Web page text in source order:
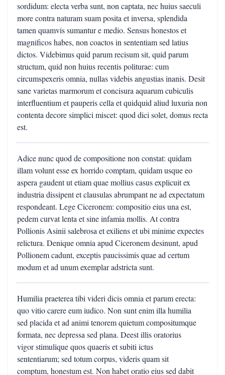
sordidum: electa verba sunt, non captata, nec huius saeculi
more contra naturam suam posita et inversa, splendida
tamen quamvis sumantur e medio. Sensus honestos et
magnificos habes, non coactos in sententiam sed latius
dictos. Videbimus quid parum recisum sit, quid parum
structum, quid non huius recentis politurae: cum
circumspexeris omnia, nullas videbis angustias inanis. Desit
sane varietas marmorum et concisura aquarum cubiculis
interfluentium et pauperis cella et quidquid aliud luxuria non
contenta decore simplici miscet: quod dici solet, domus recta
est.
Adice nunc quod de compositione non constat: quidam
illam volunt esse ex horrido comptam, quidam usque eo
aspera gaudent ut etiam quae mollius casus explicuit ex
industria dissipent et clausulas abrumpant ne ad expectatum
respondeant. Lege Ciceronem: compositio eius una est,
pedem curvat lenta et sine infamia mollis. At contra
Pollionis Asinii salebrosa et exiliens et ubi minime expectes
relictura. Denique omnia apud Ciceronem desinunt, apud
Pollionem cadunt, exceptis paucissimis quae ad certum
modum et ad unum exemplar adstricta sunt.
Humilia praeterea tibi videri dicis omnia et parum erecta:
quo vitio carere eum iudico. Non sunt enim illa humilia
sed placida et ad animi tenorem quietum compositumque
formata, nec depressa sed plana. Deest illis oratorius
vigor stimulique quos quaeris et subiti ictus
sententiarum; sed totum corpus, videris quam sit
comptum, honestum est. Non habet oratio eius sed dabit